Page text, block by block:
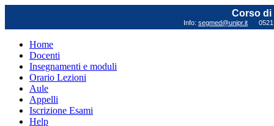
Corso di
Info: segmed@unipr.it
Home
Docenti
Insegnamenti e moduli
Orario Lezioni
Aule
Appelli
Iscrizione Esami
Help